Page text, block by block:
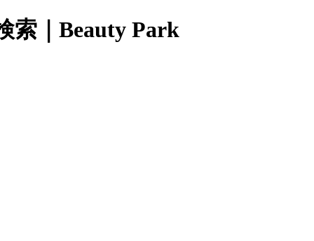
索｜Beauty Park